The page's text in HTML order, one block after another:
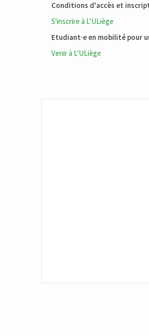
Conditions d'accès et
S'inscrire à L'ULiège
Etudiant·e en mobilité pour
Venir à L'ULiège